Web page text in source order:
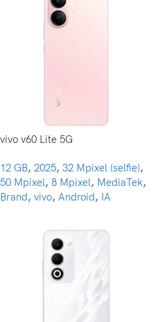
vivo v60 Lite 5G
12 GB, 2025, 32 Mpixel (selfie),
50 Mpixel, 8 Mpixel, MediaTek,
Brand, vivo, Android, IA